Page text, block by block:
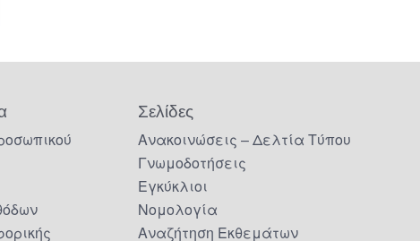
Σελίδες
Ανακοινώσεις – Δελτία Τύπου
Γνωμοδοτήσεις
Εγκύκλιοι
Νομολογία
Αναζήτηση Εκθεμάτων